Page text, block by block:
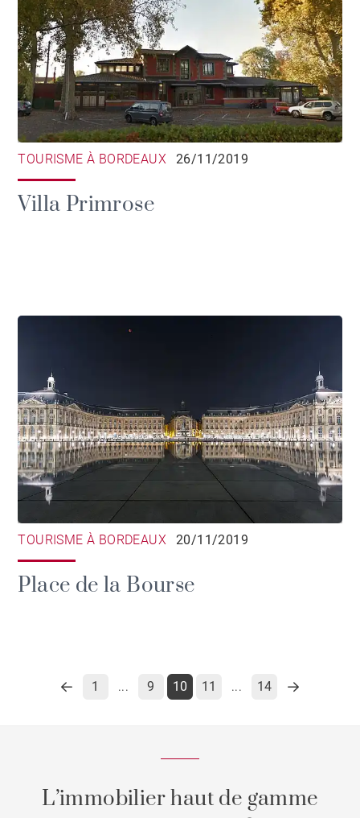
TOURISME À BORDEAUX 26/11/2019
Villa Primrose
TOURISME À BORDEAUX 20/11/2019
Place de la Bourse
1 ... 9 10 11 ... 14
L’immobilier haut de gamme